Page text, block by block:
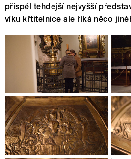
přispěl tehdejší nejvyšší
víku křtitelnice ale říká něco